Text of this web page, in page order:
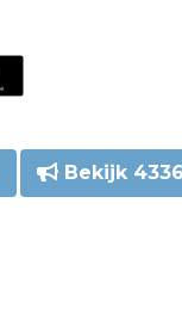
Bekijk